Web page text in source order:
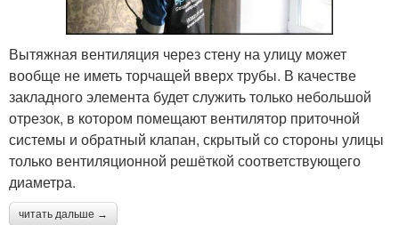
Вытяжная вентиляция через стену на улицу может
вообще не иметь торчащей вверх трубы. В качестве
закладного элемента будет служить только небольшой
отрезок, в котором помещают вентилятор приточной
системы и обратный клапан, скрытый со стороны улицы
только вентиляционной решёткой соответствующего
диаметра.
читать дальше →